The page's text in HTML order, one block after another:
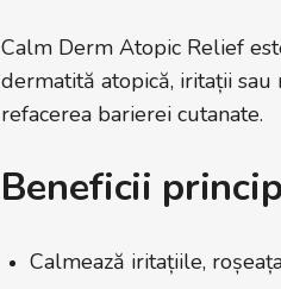
Calm Derm Atopic Relief
dermatită atopică, iritații
refacerea barierei cutanate.
Beneficii
Calmează iritațiile,